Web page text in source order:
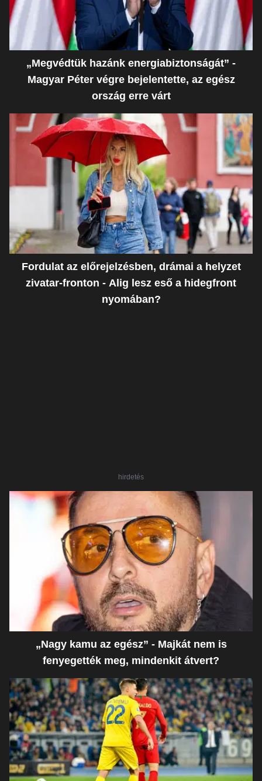
„Megvédtük hazánk energiabiztonságát” -
Magyar Péter végre bejelentette, az egész
ország erre várt
Fordulat az előrejelzésben, drámai a helyzet
zivatar-fronton - Alig lesz eső a hidegfront
nyomában?
hirdetés
„Nagy kamu az egész” - Majkát nem is
fenyegették meg, mindenkit átvert?